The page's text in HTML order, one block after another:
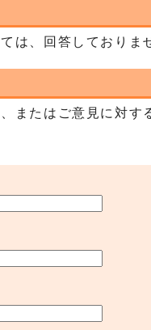
は、回答しておりま
またはご意見に対す